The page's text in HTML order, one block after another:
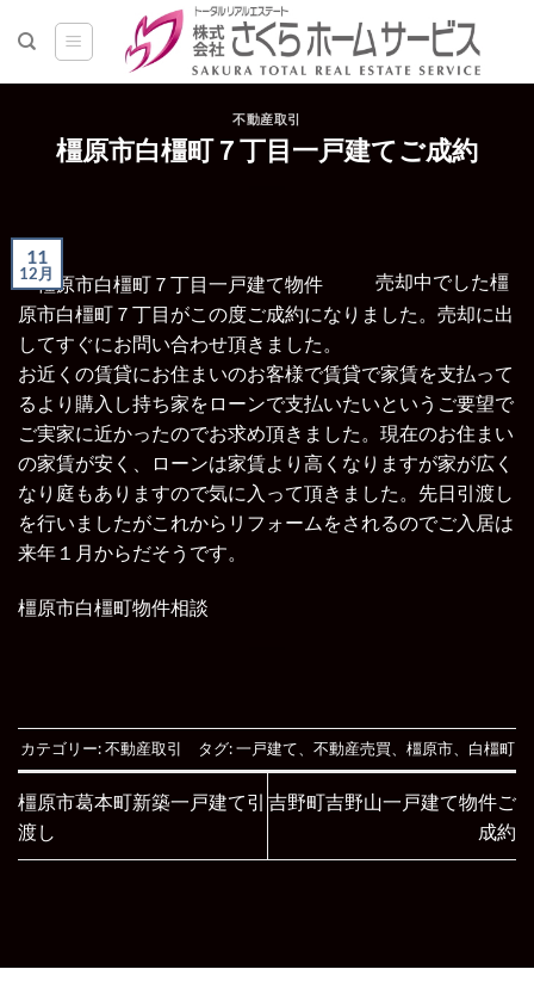
不動産取引
橿原市白橿町７丁目一戸建てご成約
11
12月
売却中でした橿
原市白橿町７丁目がこの度ご成約になりました。 売却に出
してすぐにお問い合わせ頂きました。
お近くの賃貸にお住まいのお客様で賃貸で家賃を支払って
るより購入し持ち家をローンで支払いたいというご要望で
ご実家に近かったのでお求め頂きました。現在のお住まい
の家賃が安く、ローンは家賃より高くなりますが家が広く
なり庭もありますので気に入って頂きました。先日引渡し
を行いましたがこれからリフォームをされるのでご入居は
来年１月からだそうです。
橿原市白橿町物件相談
カテゴリー:不動産取引 タグ:一戸建て 不動産売買 橿原市、 白橿町
橿原市葛本町新築一戸建て引
渡し
吉野町吉野山一戸建て物件ご
成約